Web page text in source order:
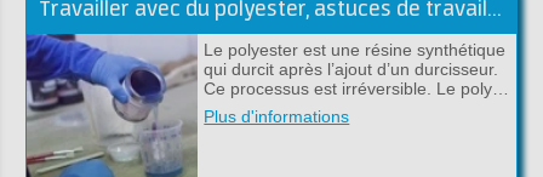
Travailler avec du polyester, astuces de travail de la résine polyester
Le polyester est une résine synthétique
qui durcit après l’ajout d’un durcisseur.
Ce processus est irréversible. Le poly…
Plus d'informations